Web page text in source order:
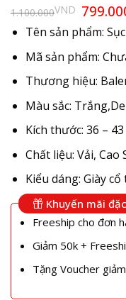
5.0trên 5
dựa trên
112
đánh giá
1.100.000VND Giá
gốc
là:
Tên sản phẩm:
Mã sản phẩm:
Thương hiệu:
Màu sắc:
Kích thước: 36 – 43
Chất liệu: Vải, Cao
Kiểu dáng: Giày
Khuyến mãi
Freeship cho đơn
Giảm 50k +
Tặng Voucher